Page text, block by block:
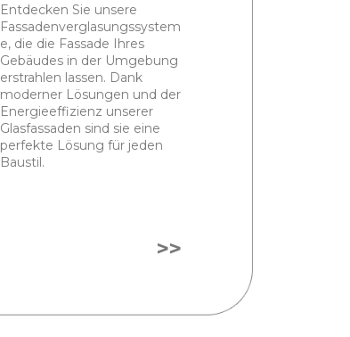
Entdecken Sie unsere
Fassadenverglasungssystem
e, die die Fassade Ihres
Gebäudes in der Umgebung
erstrahlen lassen. Dank
moderner Lösungen und der
Energieeffizienz unserer
Glasfassaden sind sie eine
perfekte Lösung für jeden
Baustil.
>>